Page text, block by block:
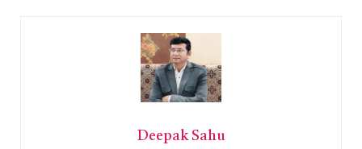
Deepak Sahu